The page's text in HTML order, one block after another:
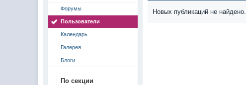
Форумы
Пользователи
Календарь
Галерея
Блоги
По секции
Новых публикаций не найдено.